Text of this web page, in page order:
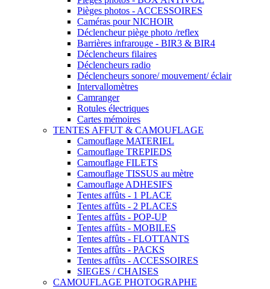
Pièges photos - ACCESSOIRES
Caméras pour NICHOIR
Déclencheur piège photo /reflex
Barrières infrarouge - BIR3 & BIR4
Déclencheurs filaires
Déclencheurs radio
Déclencheurs sonore/ mouvement/ éclair
Intervallomètres
Camranger
Rotules électriques
Cartes mémoires
TENTES AFFUT & CAMOUFLAGE
Camouflage MATERIEL
Camouflage TREPIEDS
Camouflage FILETS
Camouflage TISSUS au mètre
Camouflage ADHESIFS
Tentes affûts - 1 PLACE
Tentes affûts - 2 PLACES
Tentes affûts - POP-UP
Tentes affûts - MOBILES
Tentes affûts - FLOTTANTS
Tentes affûts - PACKS
Tentes affûts - ACCESSOIRES
SIEGES / CHAISES
CAMOUFLAGE PHOTOGRAPHE